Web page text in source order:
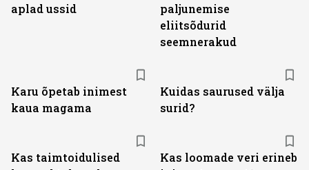
aplad ussid
paljunemise
eliitsõdurid
seemnerakud
Karu õpetab inimest
kaua magama
Kuidas saurused välja
surid?
Kas taimtoidulised
Kas loomade veri erineb